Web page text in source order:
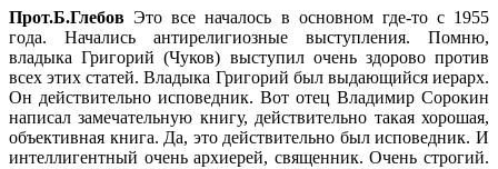
Прот.Б.Глебов Это все началось в основном где-то с 1955
года. Начались антирелигиозные выступления. Помню,
владыка Григорий (Чуков) выступил очень здорово против
всех этих статей. Владыка Григорий был выдающийся иерарх.
Он действительно исповедник. Вот отец Владимир Сорокин
написал замечательную книгу, действительно такая хорошая,
объективная книга. Да, это действительно был исповедник. И
интеллигентный очень архиерей, священник. Очень строгий.